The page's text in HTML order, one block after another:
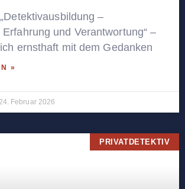
–
und Verantwortung“ –
ernsthaft mit dem Gedanken
»
Februar 2026
PRIVATDETEKTIV